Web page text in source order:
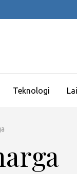
Teknologi